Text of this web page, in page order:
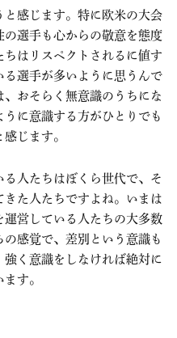
感じます。特に欧米の大会
選手も心からの敬意を態度
はリスペクトされるに値す
選手が多いように思うんで
おそらく無意識のうちにな
に意識する方がひとりでも
じます。
人たちはぼくら世代で、そ
た人たちですよね。いまは
営している人たちの大多数
感覚で、差別という意識も
く意識をしなければ絶対に
す。